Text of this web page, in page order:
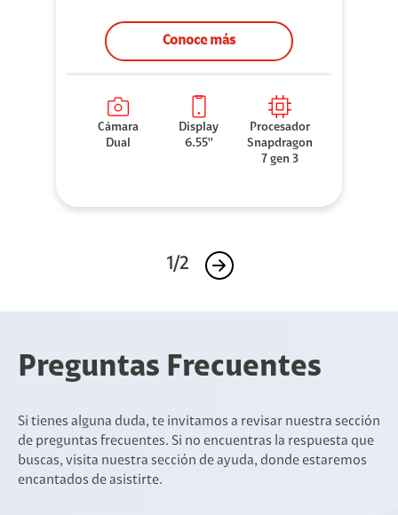
Conoce más
Cámara
Dual
Display
6.55''
Procesador
Snapdragon
7 gen 3
1/2
Preguntas Frecuentes
Si tienes alguna duda, te invitamos a revisar nuestra sección
de preguntas frecuentes. Si no encuentras la respuesta que
buscas, visita nuestra sección de ayuda, donde estaremos
encantados de asistirte.